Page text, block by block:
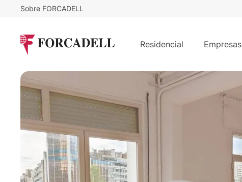
Sobre FORCADELL
Residencial Empresas
PL. FRANCESC MACIÀ